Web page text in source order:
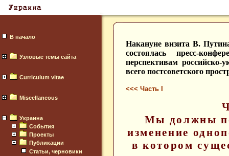
В начало
Узловые темы сайта
Curriculum vitae
Miscellaneous
Украина
События
Проекты
Публикации
Статьи, черновики
Накануне визита В.
состоялась пресс-
перспективам российско-
всего постсоветского
<<< Часть I
Мы должны
изменение
в котором